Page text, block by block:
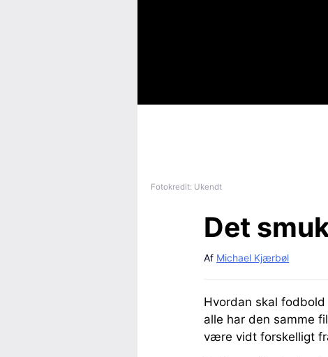
Fotokredit: Ukendt
Det
Af Michael Kjærbøl
Hvordan skal
alle har den samme
være vidt forskelligt